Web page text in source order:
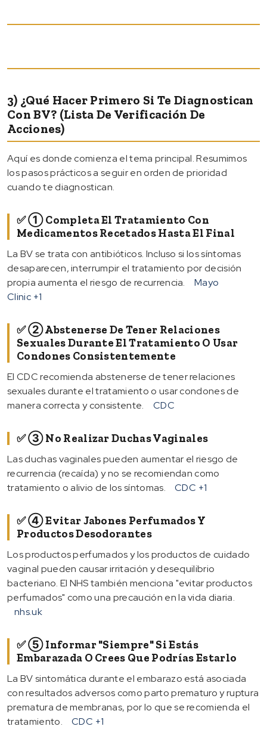
3) ¿Qué Hacer Primero Si Te Diagnostican
Con BV? (Lista De Verificación De
Acciones)
Aquí es donde comienza el tema principal. Resumimos
los pasos prácticos a seguir en orden de prioridad
cuando te diagnostican.
✅ ① Completa El Tratamiento Con
Medicamentos Recetados Hasta El Final
La BV se trata con antibióticos. Incluso si los síntomas
desaparecen, interrumpir el tratamiento por decisión
propia aumenta el riesgo de recurrencia.
Mayo
Clinic +1
✅ ② Abstenerse De Tener Relaciones
Sexuales Durante El Tratamiento O Usar
Condones Consistentemente
El CDC recomienda abstenerse de tener relaciones
sexuales durante el tratamiento o usar condones de
manera correcta y consistente.
CDC
✅ ③ No Realizar Duchas Vaginales
Las duchas vaginales pueden aumentar el riesgo de
recurrencia (recaída) y no se recomiendan como
tratamiento o alivio de los síntomas.
CDC +1
✅ ④ Evitar Jabones Perfumados Y
Productos Desodorantes
Los productos perfumados y los productos de cuidado
vaginal pueden causar irritación y desequilibrio
bacteriano. El NHS también menciona "evitar productos
perfumados" como una precaución en la vida diaria.
nhs.uk
✅ ⑤ Informar "siempre" Si Estás
Embarazada O Crees Que Podrías Estarlo
La BV sintomática durante el embarazo está asociada
con resultados adversos como parto prematuro y ruptura
prematura de membranas, por lo que se recomienda el
tratamiento.
CDC +1